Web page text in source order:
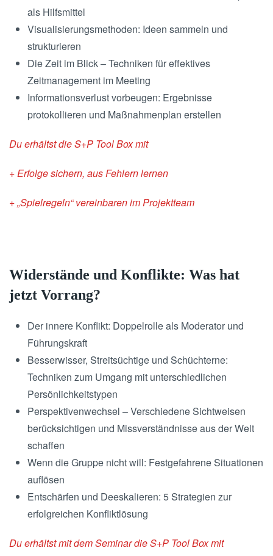
als Hilfsmittel
Visualisierungsmethoden: Ideen sammeln und
strukturieren
Die Zeit im Blick – Techniken für effektives
Zeitmanagement im Meeting
Informationsverlust vorbeugen: Ergebnisse
protokollieren und Maßnahmenplan erstellen
Du erhältst die S+P Tool Box mit
+ Erfolge sichern, aus Fehlern lernen
+ „Spielregeln“ vereinbaren im Projektteam
Widerstände und Konflikte: Was hat
jetzt Vorrang?
Der innere Konflikt: Doppelrolle als Moderator und
Führungskraft
Besserwisser, Streitsüchtige und Schüchterne:
Techniken zum Umgang mit unterschiedlichen
Persönlichkeitstypen
Perspektivenwechsel – Verschiedene Sichtweisen
berücksichtigen und Missverständnisse aus der Welt
schaffen
Wenn die Gruppe nicht will: Festgefahrene Situationen
auflösen
Entschärfen und Deeskalieren: 5 Strategien zur
erfolgreichen Konfliktlösung
Du erhältst mit dem Seminar die S+P Tool Box mit